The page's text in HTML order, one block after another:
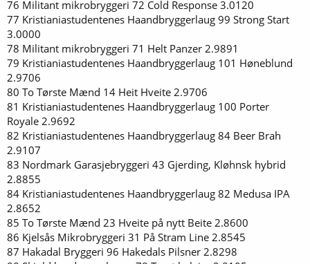
76 Militant mikrobryggeri 72 Cold Response 3.0120
77 Kristianiastudentenes Haandbryggerlaug 99 Strong Start
3.0000
78 Militant mikrobryggeri 71 Helt Panzer 2.9891
79 Kristianiastudentenes Haandbryggerlaug 101 Høneblund
2.9706
80 To Tørste Mænd 14 Heit Hveite 2.9706
81 Kristianiastudentenes Haandbryggerlaug 100 Porter
Royale 2.9692
82 Kristianiastudentenes Haandbryggerlaug 84 Beer Brah
2.9107
83 Nordmark Garasjebryggeri 43 Gjerding, Kløhnsk hybrid
2.8855
84 Kristianiastudentenes Haandbryggerlaug 82 Medusa IPA
2.8652
85 To Tørste Mænd 23 Hveite på nytt Beite 2.8600
86 Kjelsås Mikrobryggeri 31 På Stram Line 2.8545
87 Hakadal Bryggeri 96 Hakedals Pilsner 2.8298